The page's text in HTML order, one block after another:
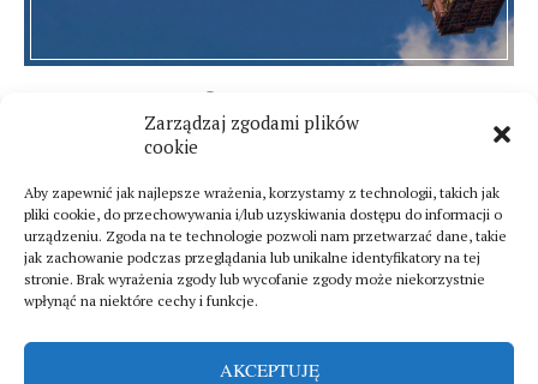
Zarządzaj zgodami plików
cookie
Aby zapewnić jak najlepsze wrażenia, korzystamy z technologii, takich jak
pliki cookie, do przechowywania i/lub uzyskiwania dostępu do informacji o
urządzeniu. Zgoda na te technologie pozwoli nam przetwarzać dane, takie
jak zachowanie podczas przeglądania lub unikalne identyfikatory na tej
stronie. Brak wyrażenia zgody lub wycofanie zgody może niekorzystnie
wpłynąć na niektóre cechy i funkcje.
AKCEPTUJĘ
7 komentarzy